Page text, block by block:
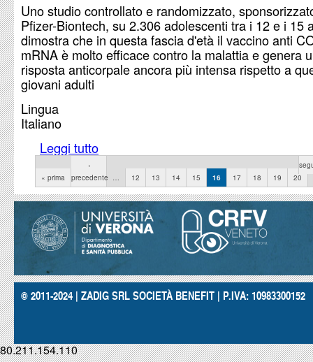
Uno studio controllato e randomizzato,
Pfizer-Biontech, su 2.306 adolescenti tra i 12 e i 15
dimostra che in questa fascia d'età il vaccino anti
mRNA è molto efficace contro la malattia e genera
risposta anticorpale ancora più intensa rispetto a
giovani adulti
Lingua
Italiano
Leggi tutto
giovani
« prima
‹
precedente … 12 13 14 15 16 17 18 19 20
© 2011-2024 | ZADIG SRL SOCIETÀ BENEFIT | P.IVA: 10983300152
80.211.154.110